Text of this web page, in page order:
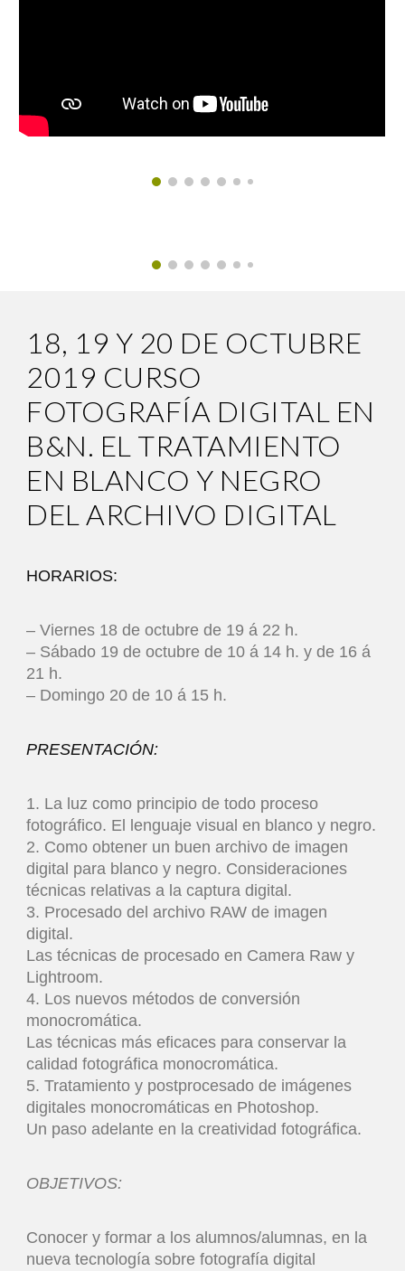
18, 19 Y 20 DE OCTUBRE
2019 CURSO
FOTOGRAFÍA DIGITAL EN
B&N. EL TRATAMIENTO
EN BLANCO Y NEGRO
DEL ARCHIVO DIGITAL
HORARIOS:
– Viernes 18 de octubre de 19 á 22 h.
– Sábado 19 de octubre de 10 á 14 h. y de 16 á
21 h.
– Domingo 20 de 10 á 15 h.
PRESENTACIÓN:
1. La luz como principio de todo proceso
fotográfico. El lenguaje visual en blanco y negro.
2. Como obtener un buen archivo de imagen
digital para blanco y negro. Consideraciones
técnicas relativas a la captura digital.
3. Procesado del archivo RAW de imagen
digital.
Las técnicas de procesado en Camera Raw y
Lightroom.
4. Los nuevos métodos de conversión
monocromática.
Las técnicas más eficaces para conservar la
calidad fotográfica monocromática.
5. Tratamiento y postprocesado de imágenes
digitales monocromáticas en Photoshop.
Un paso adelante en la creatividad fotográfica.
OBJETIVOS:
Conocer y formar a los alumnos/alumnas, en la
nueva tecnología sobre fotografía digital